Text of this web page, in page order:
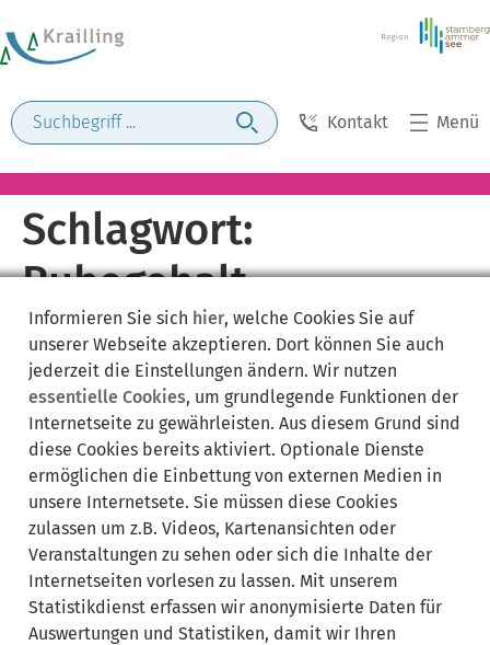
Kontakt Menü
Schlagwort:
Ruhegehalt
Informieren Sie sich hier, welche Cookies Sie auf
unserer Webseite akzeptieren. Dort können Sie auch
jederzeit die Einstellungen ändern. Wir nutzen
essentielle Cookies, um grundlegende Funktionen der
Internetseite zu gewährleisten. Aus diesem Grund sind
diese Cookies bereits aktiviert. Optionale Dienste
ermöglichen die Einbettung von externen Medien in
unsere Internetsete. Sie müssen diese Cookies
zulassen um z.B. Videos, Kartenansichten oder
Veranstaltungen zu sehen oder sich die Inhalte der
Internetseiten vorlesen zu lassen. Mit unserem
Statistikdienst erfassen wir anonymisierte Daten für
Auswertungen und Statistiken, damit wir Ihren